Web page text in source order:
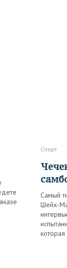
Спорт
Чеченский след в боевом
Самый
Шейх-
которая